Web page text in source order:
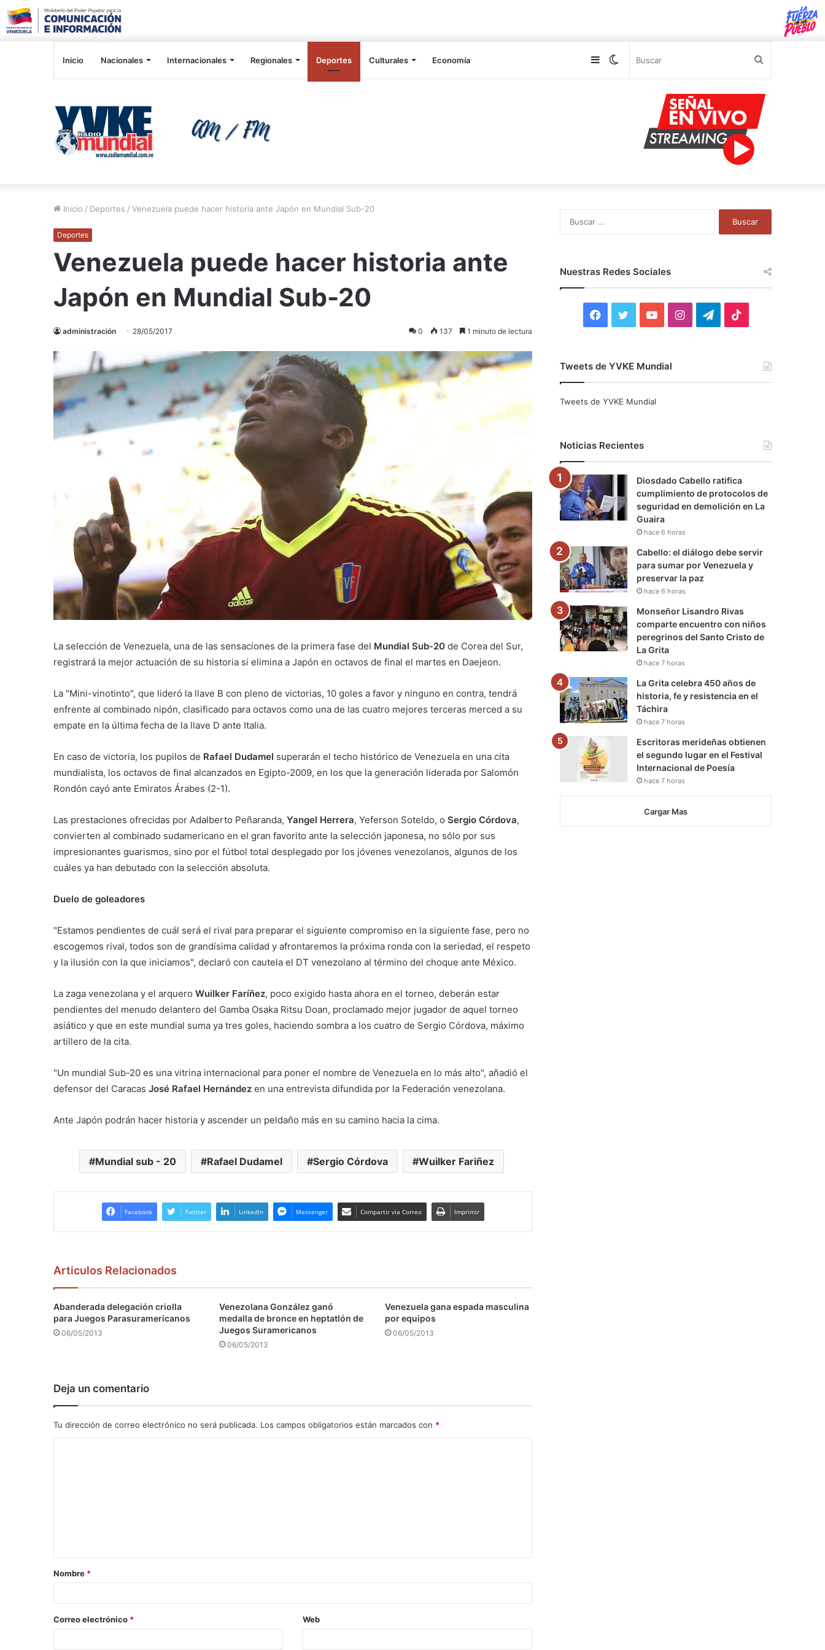
Inicio Nacionales Internacionales Regionales Deportes Culturales Economía Switch
Sidebar
Inicio / Deportes / Venezuela puede hacer historia ante Japón en Mundial Sub-20
Deportes
Venezuela puede hacer historia ante
Japón en Mundial Sub-20
administración 28/05/2017 0 137 1 minuto de lectura
La selección de Venezuela, una de las sensaciones de la primera fase del Mundial Sub-20 de Corea del Sur,
registrará la mejor actuación de su historia si elimina a Japón en octavos de final el martes en Daejeon.
La "Mini-vinotinto", que lideró la llave B con pleno de victorias, 10 goles a favor y ninguno en contra, tendrá
enfrente al combinado nipón, clasificado para octavos como una de las cuatro mejores terceras merced a su
empate en la última fecha de la llave D ante Italia.
En caso de victoria, los pupilos de Rafael Dudamel superarán el techo histórico de Venezuela en una cita
mundialista, los octavos de final alcanzados en Egipto-2009, en los que la generación liderada por Salomón
Rondón cayó ante Emiratos Árabes (2-1).
Las prestaciones ofrecidas por Adalberto Peñaranda, Yangel Herrera, Yeferson Soteldo, o Sergio Córdova,
convierten al combinado sudamericano en el gran favorito ante la selección japonesa, no sólo por sus
impresionantes guarismos, sino por el fútbol total desplegado por los jóvenes venezolanos, algunos de los
cuáles ya han debutado con la selección absoluta.
Duelo de goleadores
"Estamos pendientes de cuál será el rival para preparar el siguiente compromiso en la siguiente fase, pero no
escogemos rival, todos son de grandísima calidad y afrontaremos la próxima ronda con la seriedad, el respeto
y la ilusión con la que iniciamos", declaró con cautela el DT venezolano al término del choque ante México.
La zaga venezolana y el arquero Wuilker Faríñez, poco exigido hasta ahora en el torneo, deberán estar
pendientes del menudo delantero del Gamba Osaka Ritsu Doan, proclamado mejor jugador de aquel torneo
asiático y que en este mundial suma ya tres goles, haciendo sombra a los cuatro de Sergio Córdova, máximo
artillero de la cita.
"Un mundial Sub-20 es una vitrina internacional para poner el nombre de Venezuela en lo más alto", añadió el
defensor del Caracas José Rafael Hernández en una entrevista difundida por la Federación venezolana.
Ante Japón podrán hacer historia y ascender un peldaño más en su camino hacia la cima.
Mundial sub - 20 Rafael Dudamel Sergio Córdova Wuilker Fariñez
Facebook Twitter LinkedIn Messenger Compartir via Correo Imprimir
Articulos Relacionados
Abanderada delegación criolla
para Juegos Parasuramericanos
06/05/2013
Venezolana González ganó
medalla de bronce en heptatlón de
Juegos Suramericanos
06/05/2013
Venezuela gana espada masculina
por equipos
06/05/2013
Deja un comentario
Tu dirección de correo electrónico no será publicada. Los campos obligatorios están marcados con *
a
r
*
Nombre *
Correo electrónico * Web
Nuestras Redes Sociales
F
c
o
k
i
r
Y
u
e
I
r
a
m
T
a
m
Tweets de YVKE Mundial
Tweets de YVKE Mundial
Noticias Recientes
Diosdado Cabello ratifica
cumplimiento de protocolos de
seguridad en demolición en La
Guaira
hace 6 horas
Cabello: el diálogo debe servir
para sumar por Venezuela y
preservar la paz
hace 6 horas
Monseñor Lisandro Rivas
comparte encuentro con niños
peregrinos del Santo Cristo de
La Grita
hace 7 horas
La Grita celebra 450 años de
historia, fe y resistencia en el
Táchira
hace 7 horas
Escritoras merideñas obtienen
el segundo lugar en el Festival
Internacional de Poesía
hace 7 horas
Cargar Mas